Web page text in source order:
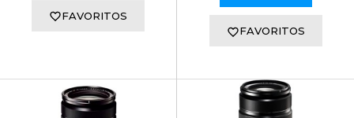
FAVORITOS
FAVORITOS